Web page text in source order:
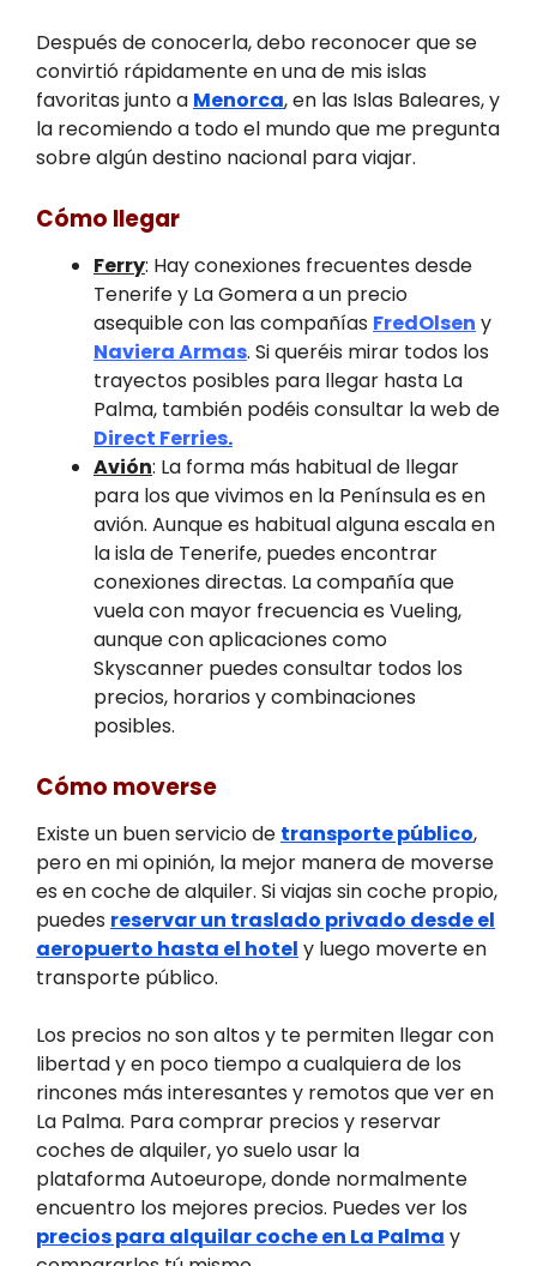
Después de conocerla, debo reconocer que se
convirtió rápidamente en una de mis islas
favoritas junto a Menorca, en las Islas Baleares, y
la recomiendo a todo el mundo que me pregunta
sobre algún destino nacional para viajar.
Cómo llegar
Ferry: Hay conexiones frecuentes desde
Tenerife y La Gomera a un precio
asequible con las compañías FredOlsen y
Naviera Armas. Si queréis mirar todos los
trayectos posibles para llegar hasta La
Palma, también podéis consultar la web de
Direct Ferries.
Avión: La forma más habitual de llegar
para los que vivimos en la Península es en
avión. Aunque es habitual alguna escala en
la isla de Tenerife, puedes encontrar
conexiones directas. La compañía que
vuela con mayor frecuencia es Vueling,
aunque con aplicaciones como
Skyscanner puedes consultar todos los
precios, horarios y combinaciones
posibles.
Cómo moverse
Existe un buen servicio de transporte público,
pero en mi opinión, la mejor manera de moverse
es en coche de alquiler. Si viajas sin coche propio,
puedes reservar un traslado privado desde el
aeropuerto hasta el hotel y luego moverte en
transporte público.
Los precios no son altos y te permiten llegar con
libertad y en poco tiempo a cualquiera de los
rincones más interesantes y remotos que ver en
La Palma. Para comprar precios y reservar
coches de alquiler, yo suelo usar la
plataforma Autoeurope, donde normalmente
encuentro los mejores precios. Puedes ver los
precios para alquilar coche en La Palma y